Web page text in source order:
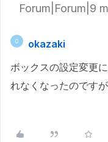
Forum|Forum|9
O
okazaki
ボックスの設定変更
れなくなったのです